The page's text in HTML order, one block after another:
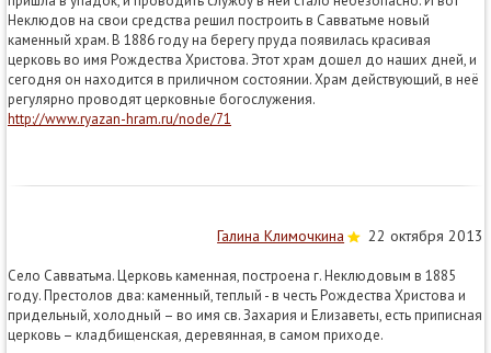
Неклюдов на свои средства решил построить в Савватьме новый
каменный храм. В 1886 году на берегу пруда появилась красивая
церковь во имя Рождества Христова. Этот храм дошел до наших дней, и
сегодня он находится в приличном состоянии. Храм действующий, в неё
регулярно проводят церковные богослужения.
http://www.ryazan-hram.ru/node/71
Галина Климочкина 22 октября 2013
Село Савватьма. Церковь каменная, построена г. Неклюдовым в 1885
году. Престолов два: каменный, теплый - в честь Рождества Христова и
придельный, холодный – во имя св. Захария и Елизаветы, есть приписная
церковь – кладбищенская, деревянная, в самом приходе.